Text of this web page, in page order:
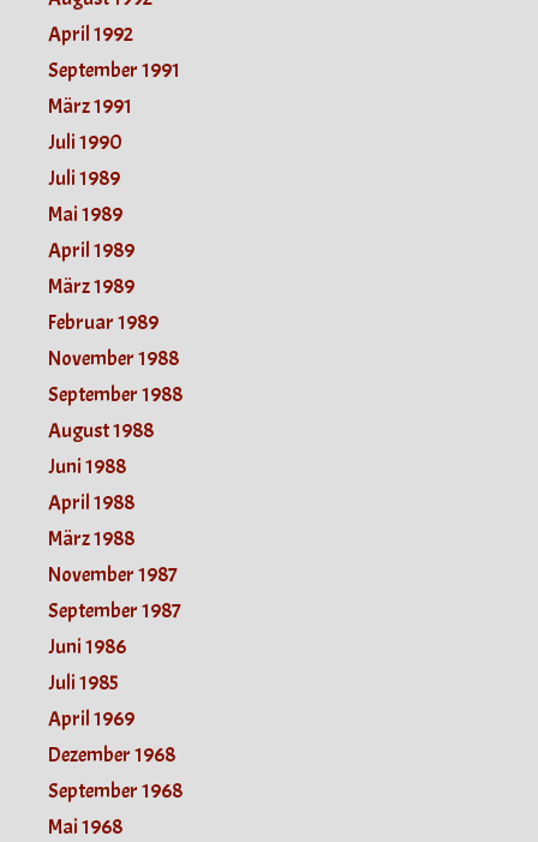
April 1992
September 1991
März 1991
Juli 1990
Juli 1989
Mai 1989
April 1989
März 1989
Februar 1989
November 1988
September 1988
August 1988
Juni 1988
April 1988
März 1988
November 1987
September 1987
Juni 1986
Juli 1985
April 1969
Dezember 1968
September 1968
Mai 1968